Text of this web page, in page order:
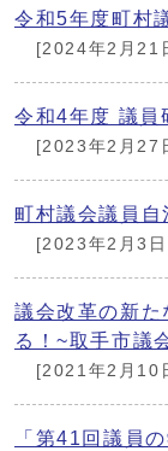
令和5年度町村
[2024年2月21
令和4年度 議員
[2023年2月27
町村議会議員自
[2023年2月3日
議会改革の新た
る！~取手市議
[2021年2月10
「第41回議員